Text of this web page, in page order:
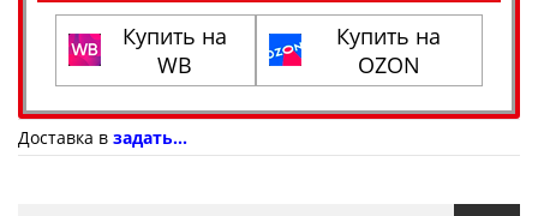
Купить на
WB
Купить на
OZON
Доставка в задать...